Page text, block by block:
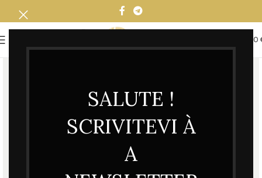
SALUTE !
SCRIVITEVI À
A
0,00